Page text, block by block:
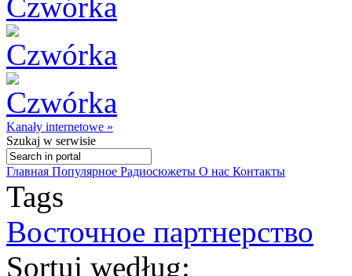
Kanały internetowe »
Szukaj w serwisie
Главная Популярное Радиосюжеты О нас Контакты
Tags
Восточное партнерство
Sortuj według: